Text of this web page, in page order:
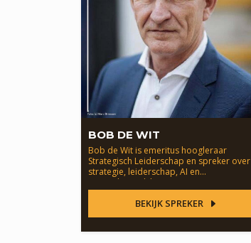
BOB DE WIT
Bob de Wit is emeritus hoogleraar
Strategisch Leiderschap en spreker over
strategie, leiderschap, AI en
maatschappelijke transitie.
BEKIJK SPREKER